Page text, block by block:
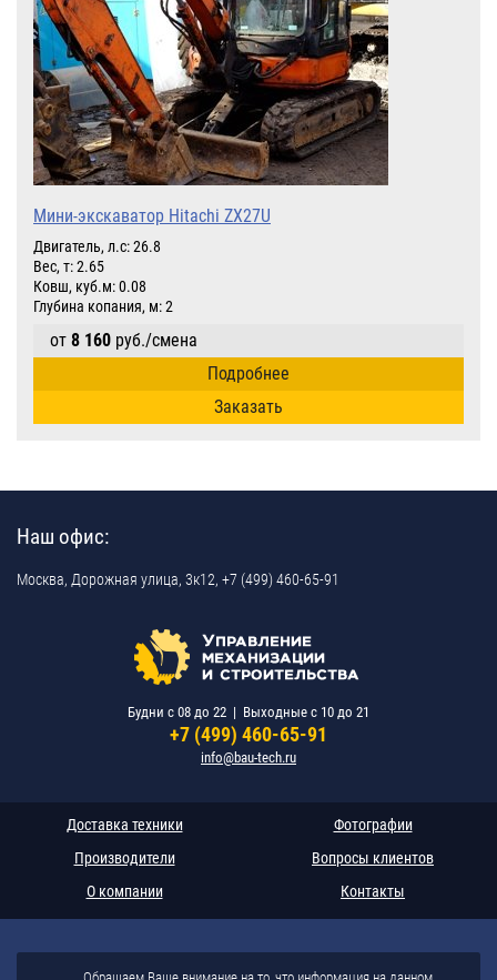
Мини-экскаватор Hitachi ZX27U
Двигатель, л.с: 26.8
Вес, т: 2.65
Ковш, куб.м: 0.08
Глубина копания, м: 2
от 8 160 руб./смена
Подробнее
Заказать
Наш офис:
Москва, Дорожная улица, 3к12, +7 (499) 460-65-91
Будни c 08 до 22 | Выходные c 10 до 21
+7 (499) 460-65-91
info@bau-tech.ru
Доставка техники
Фотографии
Производители
Вопросы клиентов
О компании
Контакты